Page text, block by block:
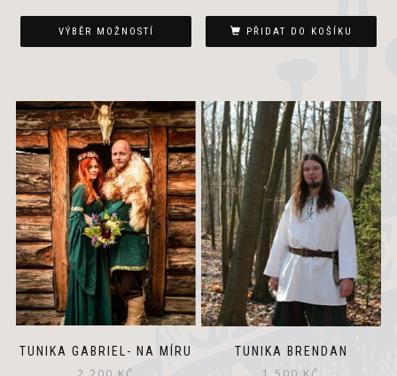
VÝBĚR MOŽNOSTÍ PŘIDAT DO KOŠÍKU
TUNIKA GABRIEL- NA MÍRU TUNIKA BRENDAN